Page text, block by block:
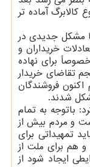
کالابرگ آماده تر
مشکل جدیدی در
خریداران و
برای نهاده
تقاضای خریدار
فروشندگان
شدند.
باتوجه به تمام
و مردم بیش از
تمهیداتی برای
هم برای ملت از
ایجاد شود از